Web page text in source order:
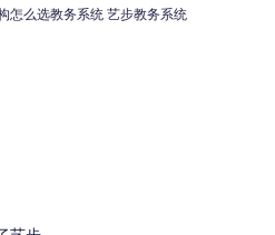
怎么选教务系统 艺步教务系统